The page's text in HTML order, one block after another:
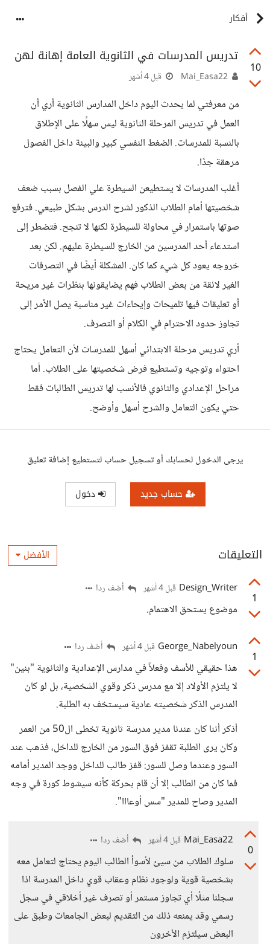
أفكار
10
تدريس المدرسات في الثانوية العامة إهانة لهن
قبل 4 أشهر
من معرفتي لما يحدث اليوم داخل المدارس الثانوية أري أن
العمل في تدريس المرحلة الثانوية ليس سهلًا على الإطلاق
بالنسبة للمدرسات. الضغط النفسي كبير والبيئة داخل الفصول
مرهقة جدًا.
أغلب المدرسات لا يستطيعن السيطرة علي الفصل بسبب ضعف
شخصيتها أمام الطلاب الذكور لشرح الدرس بشكل طبيعي. فترفع
صوتها باستمرار في محاولة للسيطرة لكنها لا تنجح. فتضطر إلى
استدعاء أحد المدرسين من الخارج للسيطرة عليهم. لكن بعد
خروجه يعود كل شيء كما كان. المشكلة أيضًا في التصرفات
الغير لائقة من بعض الطلاب فهم يضايقونها بنظرات غير مريحة
أو تعليقات فيها تلميحات وإيحاءات غير مناسبة يصل الأمر إلى
تجاوز حدود الاحترام في الكلام أو التصرف.
أري تدريس مرحلة الابتدائي أسهل للمدرسات لأن التعامل يحتاج
احتواء وتوجيه وتستطيع فرض شخصيتها على الطلاب. أما
مراحل الإعدادي والثانوي فالأنسب لها تدريس الطالبات فقط
حتي يكون التعامل والشرح أسهل وأوضح.
يرجى الدخول لحسابك أو تسجيل حساب لتستطيع إضافة تعليق
حساب جديد دخول
التعليقات الأفضل
1
Design_Writer قبل 4 أشهر أضف ردا
موضوع يستحق الاهتمام.
1
George_Nabelyoun قبل 4 أشهر أضف ردا
هذا حقيقي للأسف وفعلاً في مدارس الإعدادية والثانوية "بنين"
لا يلتزم الأولاد إلا مع مدرس ذكر وقوي الشخصية، بل لو كان
المدرس الذكر شخصيته عادية سيستخف به الطلبة.
أذكر أننا كان عندنا مدير مدرسة ثانوية تخطى ال50 من العمر
وكان يرى الطلبة تقفز فوق السور من الخارج للداخل، فذهب عند
السور وعندما وصل للسور: قفز طالب للداخل ووجد المدير أمامه
فما كان من الطالب إلا أن قام بحركة كأنه سيشوط كورة في وجه
المدير وصاح للمدير "سس أوعااا".
0
Mai_Easa22 قبل 4 أشهر أضف ردا
سلوك الطلاب من سيئ لأسوأ الطالب اليوم يحتاج لتعامل معه
بشخصية قوية ولوجود نظام وعقاب قوي داخل المدرسة اذا
سجلنا مثلُا أي تجاوز مستمر أو تصرف غير أخلاقي في سجل
رسمي وقد يمنعه ذلك من التقديم لبعض الجامعات وطبق على
البعض سيلتزم الأخرون